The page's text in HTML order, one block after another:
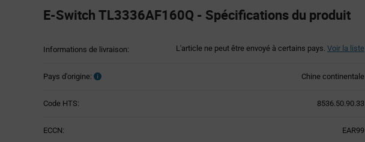
Specification
Section
E-Switch TL3336AF160Q - Spécifications du produit
Informations de livraison: L'article ne peut être envoyé à certains pays. Voir la liste
Pays d'origine: Chine continentale
Code HTS: 8536.50.90.33
ECCN: EAR99